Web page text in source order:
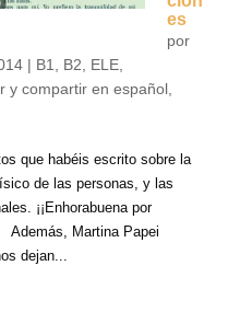
es
por
| B1 B2 ELE,
y compartir en español,
que habéis escrito sobre la
de las personas, y las
¡¡Enhorabuena por
Martina Papei
dejan...